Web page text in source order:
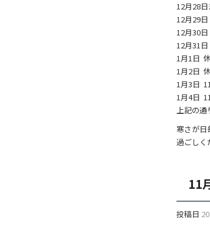
12月28日
12月29日
12月30日
12月31日
1月1日
1月2日
1月3日
1月4日
上記の通
寒さが日
過ごしく
11
投稿日